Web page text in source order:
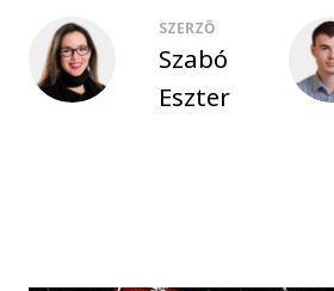
SZERZŐ
Szabó
Eszter